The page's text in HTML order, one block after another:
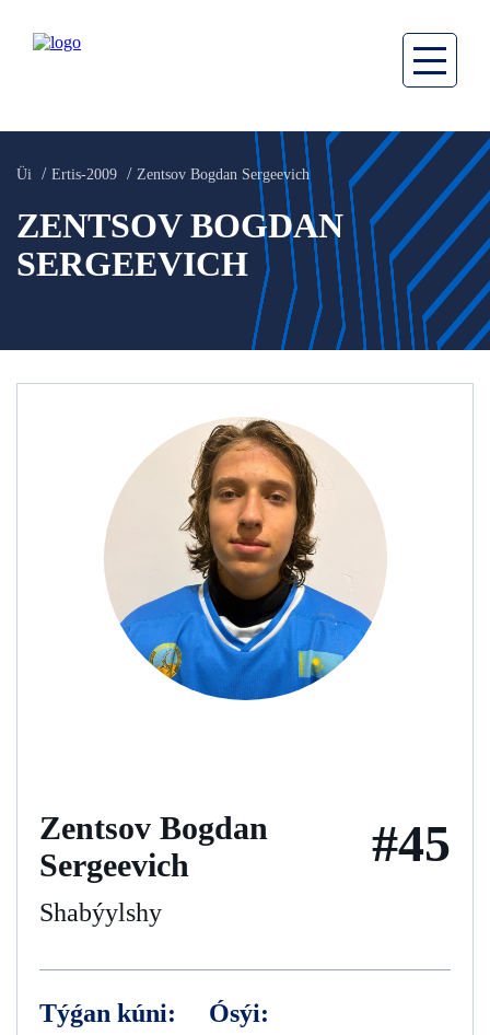
Üi Ertis-2009 Zentsov Bogdan Sergeevich
ZENTSOV BOGDAN
SERGEEVICH
Zentsov Bogdan
Sergeevich
Shabýylshy
#45
Týǵan kúni:
Ósýi: